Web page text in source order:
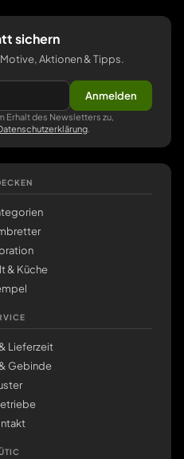
sichern
Aktionen & Tipps.
Anmelden
Erhalt des Newsletters zu,
& Küche
Lieferzeit
Gebinde